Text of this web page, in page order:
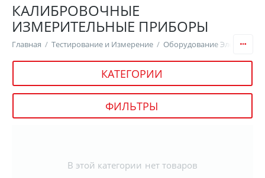
КАЛИБРОВОЧНЫЕ
ИЗМЕРИТЕЛЬНЫЕ ПРИБОРЫ
Главная / Тестирование и Измерение / Оборудование
КАТЕГОРИИ
ФИЛЬТРЫ
В этой категории нет товаров